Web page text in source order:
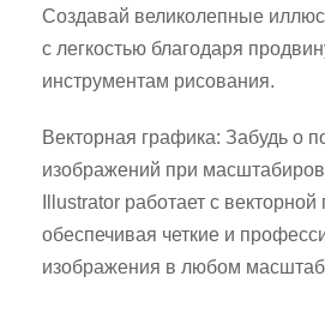
Создавай великолепные
с легкостью благодаря
инструментам рисования.
Векторная графика: Забудь о
изображений при
Illustrator работает с
обеспечивая четкие и
изображения в любом